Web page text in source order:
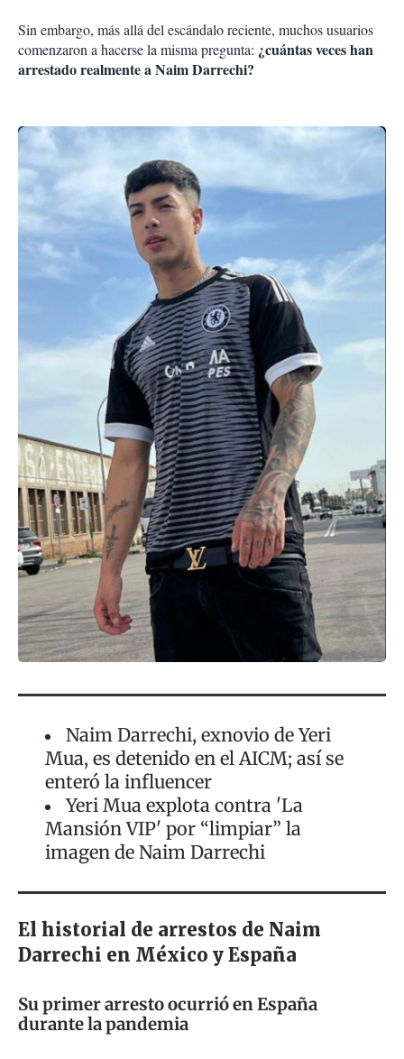
Sin embargo, más allá del escándalo reciente, muchos usuarios
comenzaron a hacerse la misma pregunta: ¿cuántas veces han
arrestado realmente a Naim Darrechi?
Naim Darrechi, exnovio de Yeri
Mua, es detenido en el AICM; así se
enteró la influencer
Yeri Mua explota contra 'La
Mansión VIP' por “limpiar” la
imagen de Naim Darrechi
El historial de arrestos de Naim
Darrechi en México y España
Su primer arresto ocurrió en España
durante la pandemia